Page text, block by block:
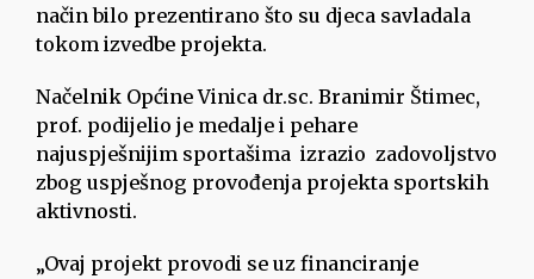
način bilo prezentirano što su djeca savladala
tokom izvedbe projekta.
Načelnik Općine Vinica dr.sc. Branimir Štimec,
prof. podijelio je medalje i pehare
najuspješnijim sportašima izrazio zadovoljstvo
zbog uspješnog provođenja projekta sportskih
aktivnosti.
„Ovaj projekt provodi se uz financiranje